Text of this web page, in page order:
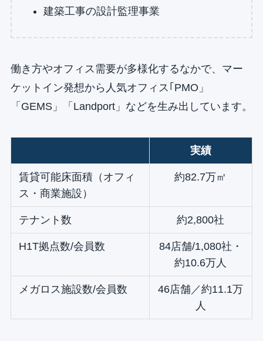
建築工事の設計監理事業
働き方やオフィス需要が多様化するなかで、マー
ケットイン発想から人気オフィス｢PMO」
「GEMS」「Landport」などを生み出しています。
実績
賃貸可能床面積（オフィ
ス・商業施設）
約82.7万㎡
テナント数 約2,800社
H1T拠点数/会員数
84店舗/1,080社・
約10.6万人
メガロス施設数/会員数
46店舗／約11.1万
人